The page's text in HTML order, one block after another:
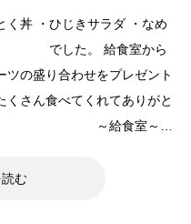
く丼 ・ひじきサラダ ・なめ
。 給食室から
ツの盛り合わせをプレゼント
くさん食べてくれてありがと
室～…
む